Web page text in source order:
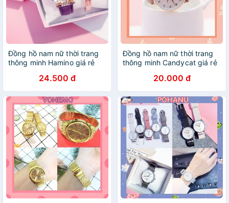
Đồng hồ nam nữ thời trang
thông minh Hamino giá rẻ
24.500 đ
Đồng hồ nam nữ thời trang
thông minh Candycat giá rẻ
20.000 đ